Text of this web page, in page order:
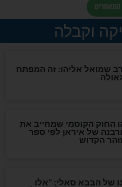
לחשב את הקץ?